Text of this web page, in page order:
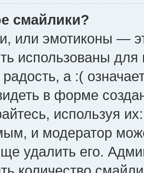
смайлики?
или эмотиконы —
использованы
радость, а :(
в форме
используя
и модератор
удалить его.